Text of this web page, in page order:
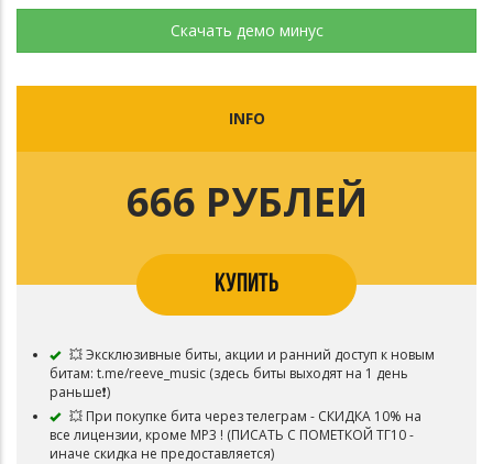
Скачать демо минус
INFO
666 РУБЛЕЙ
КУПИТЬ
💥 Эксклюзивные биты, акции и ранний доступ к новым
битам: t.me/reeve_music (здесь биты выходят на 1 день
раньше❗️)
💥 При покупке бита через телеграм - СКИДКА 10% на
все лицензии, кроме MP3 ! (ПИСАТЬ С ПОМЕТКОЙ ТГ10 -
иначе скидка не предоставляется)